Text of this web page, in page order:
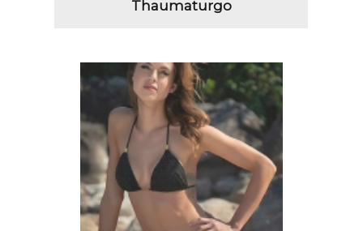
Thaumaturgo